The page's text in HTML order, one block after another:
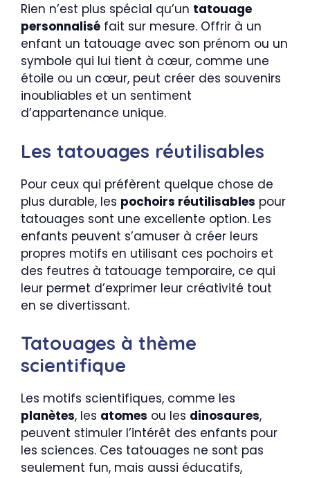
Rien n’est plus spécial qu’un tatouage
personnalisé fait sur mesure. Offrir à un
enfant un tatouage avec son prénom ou un
symbole qui lui tient à cœur, comme une
étoile ou un cœur, peut créer des souvenirs
inoubliables et un sentiment
d’appartenance unique.
Les tatouages réutilisables
Pour ceux qui préfèrent quelque chose de
plus durable, les pochoirs réutilisables pour
tatouages sont une excellente option. Les
enfants peuvent s’amuser à créer leurs
propres motifs en utilisant ces pochoirs et
des feutres à tatouage temporaire, ce qui
leur permet d’exprimer leur créativité tout
en se divertissant.
Tatouages à thème
scientifique
Les motifs scientifiques, comme les
planètes, les atomes ou les dinosaures,
peuvent stimuler l’intérêt des enfants pour
les sciences. Ces tatouages ne sont pas
seulement fun, mais aussi éducatifs,